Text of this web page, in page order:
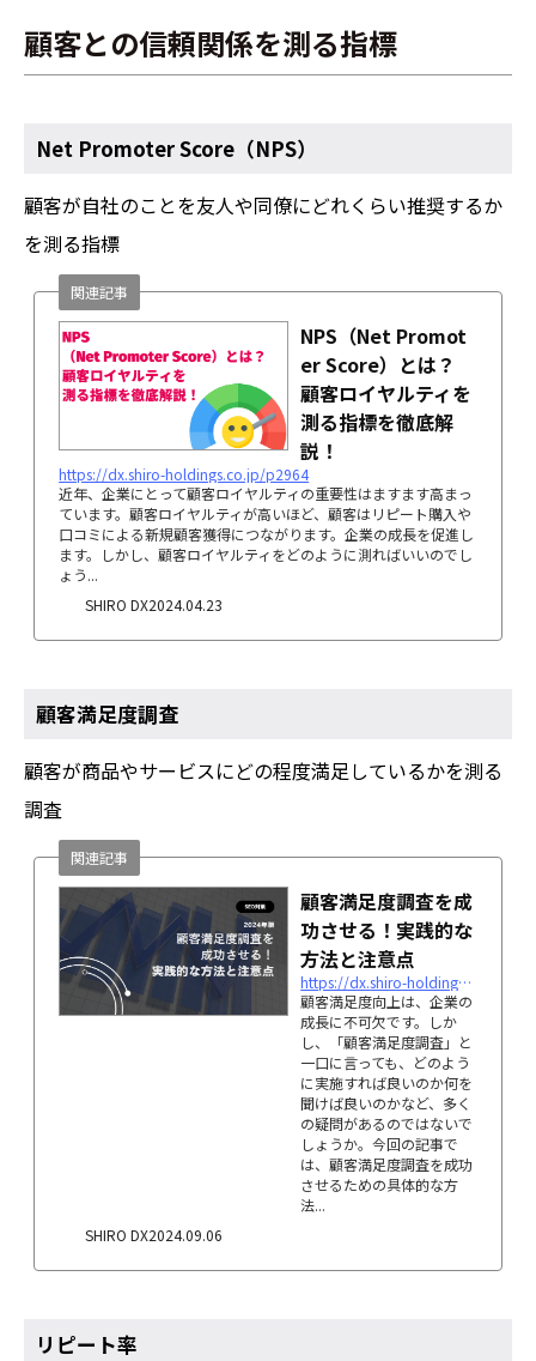
顧客との信頼関係を測る指標
Net Promoter Score（NPS）
顧客が自社のことを友人や同僚にどれくらい推奨するか
を測る指標
NPS（Net Promot
er Score）とは？
顧客ロイヤルティを
測る指標を徹底解
説！
https://dx.shiro-holdings.co.jp/p2964
近年、企業にとって顧客ロイヤルティの重要性はますます高まっ
ています。顧客ロイヤルティが高いほど、顧客はリピート購入や
口コミによる新規顧客獲得につながります。企業の成長を促進し
ます。しかし、顧客ロイヤルティをどのように測ればいいのでし
ょう...
SHIRO DX
関連記事
2024.04.23
顧客満足度調査
顧客が商品やサービスにどの程度満足しているかを測る
調査
顧客満足度調査を成
功させる！実践的な
方法と注意点
https://dx.shiro-holdings.co.jp/p5180
顧客満足度向上は、企業の
成長に不可欠です。しか
し、「顧客満足度調査」と
一口に言っても、どのよう
に実施すれば良いのか何を
聞けば良いのかなど、多く
の疑問があるのではないで
しょうか。今回の記事で
は、顧客満足度調査を成功
させるための具体的な方
法...
SHIRO DX
関連記事
2024.09.06
リピート率